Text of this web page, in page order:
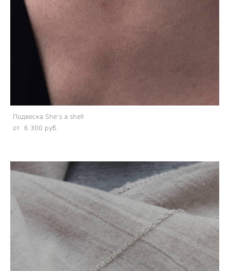
Подвеска She’s a shell
от 6 300 pуб.